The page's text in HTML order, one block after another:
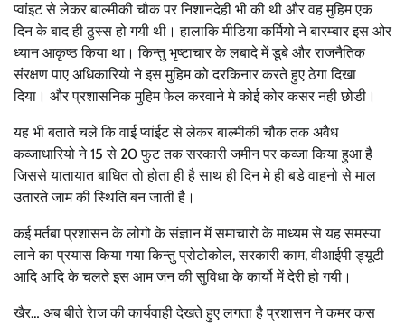
प्वांइट से लेकर बाल्मीकी चौक पर निशानदेही भी की थी और वह मुहिम एक
दिन के बाद ही ठुस्स हो गयी थी। हालाकि मीडिया कर्मियो ने बारम्बार इस ओर
ध्यान आकृष्ठ किया था। किन्तु भृष्टाचार के लबादे में डूबे और राजनैतिक
संरक्षण पाए अधिकारियो ने इस मुहिम को दरकिनार करते हुए ठेगा दिखा
दिया। और प्रशासनिक मुहिम फेल करवाने मे कोई कोर कसर नही छोडी।
यह भी बताते चले कि वाई प्वांईट से लेकर बाल्मीकी चौक तक अवैध
कव्जाधारियो ने 15 से 20 फुट तक सरकारी जमीन पर कव्जा किया हुआ है
जिससे यातायात बाधित तो होता ही है साथ ही दिन मे ही बडे वाहनो से माल
उतारते जाम की स्थिति बन जाती है।
कई मर्तबा प्रशासन के लोगो के संज्ञान में समाचारो के माध्यम से यह समस्या
लाने का प्रयास किया गया किन्तु प्रोटोकोल, सरकारी काम, वीआईपी ड्यूटी
आदि आदि के चलते इस आम जन की सुविधा के कार्यो में देरी हो गयी।
खैर… अब बीते रेाज की कार्यवाही देखते हुए लगता है प्रशासन ने कमर कस